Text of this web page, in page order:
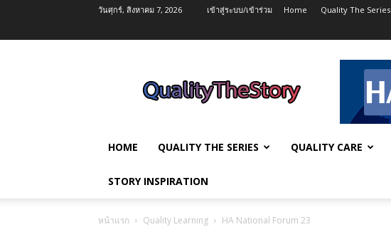
วันศุกร์, สิงหาคม 7, 2026 เข้าสู่ระบบ/เข้าร่วม Home Quality The Series
HOME QUALITY THE SERIES QUALITY CARE
STORY INSPIRATION
หน้าแรก Quality Learning HA National Forum 23